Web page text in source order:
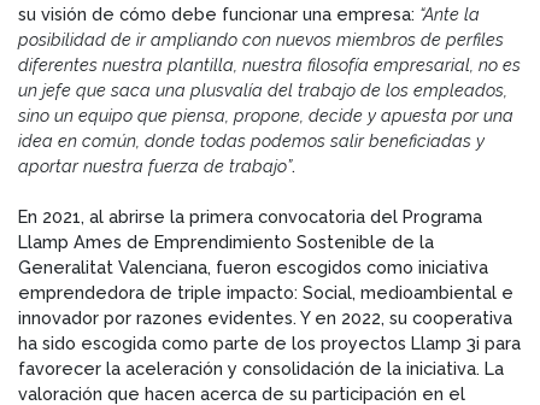
su visión de cómo debe funcionar una empresa: “Ante la
posibilidad de ir ampliando con nuevos miembros de perfiles
diferentes nuestra plantilla, nuestra filosofía empresarial, no es
un jefe que saca una plusvalía del trabajo de los empleados,
sino un equipo que piensa, propone, decide y apuesta por una
idea en común, donde todas podemos salir beneficiadas y
aportar nuestra fuerza de trabajo”.
En 2021, al abrirse la primera convocatoria del Programa
Llamp Ames de Emprendimiento Sostenible de la
Generalitat Valenciana, fueron escogidos como iniciativa
emprendedora de triple impacto: Social, medioambiental e
innovador por razones evidentes. Y en 2022, su cooperativa
ha sido escogida como parte de los proyectos Llamp 3i para
favorecer la aceleración y consolidación de la iniciativa. La
valoración que hacen acerca de su participación en el